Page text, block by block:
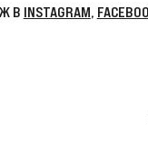
,TELEGRAM